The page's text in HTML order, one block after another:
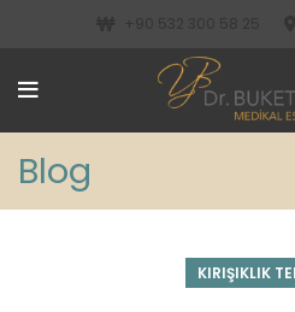
Blog
KIRIŞIKLIK